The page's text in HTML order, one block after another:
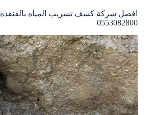
افضل شركة كشف تسريب المياه بالقنفذه
0553082800